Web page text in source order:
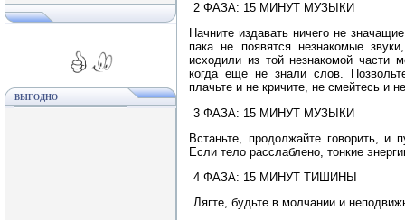
ВЫГОДНО
2 ФАЗА: 15 МИНУТ МУЗЫКИ
Начните издавать ничего не
пака не появятся незнакомые
исходили из той незнакомой части
когда еще не знали слов.
плачьте и не кричите, не смейтесь и
3 ФАЗА: 15 МИНУТ МУЗЫКИ
Встаньте, продолжайте говорить, и
Если тело расслаблено, тонкие
4 ФАЗА: 15 МИНУТ ТИШИНЫ
Лягте, будьте в молчании и